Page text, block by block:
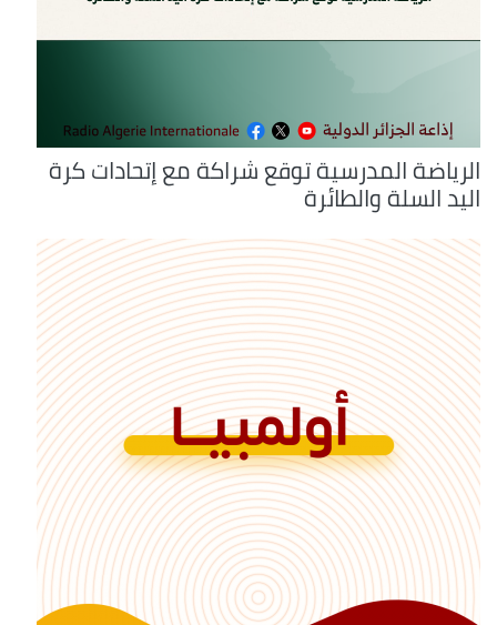
الرياضة المدرسية توقع شراكة مع إتحادات كرة
اليد السلة والطائرة